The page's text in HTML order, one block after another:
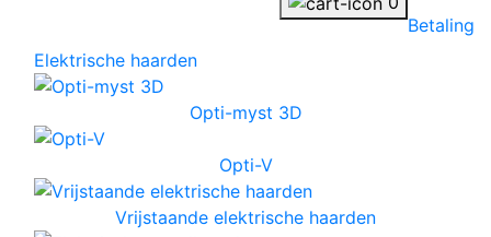
Betaling
Elektrische haarden
Opti-myst 3D
Opti-V
Vrijstaande elektrische haarden